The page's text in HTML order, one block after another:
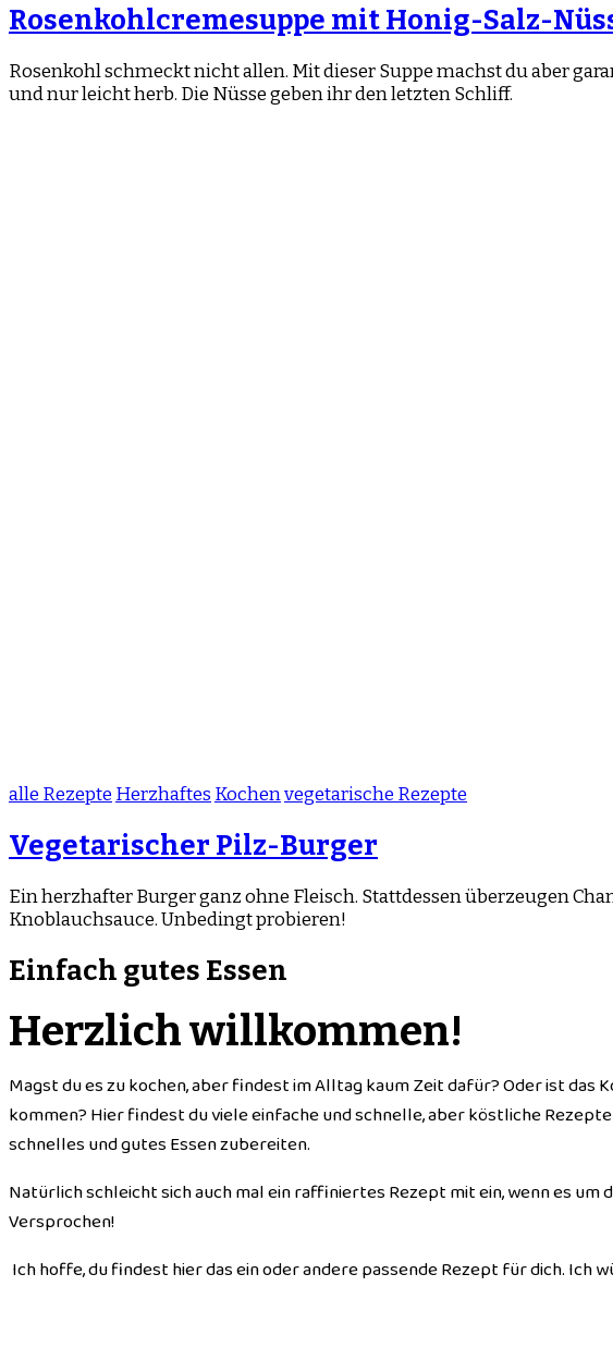
Rosenkohlcremesuppe mit Honig-Salz-
Rosenkohl schmeckt nicht allen. Mit dieser Suppe machst du aber
und nur leicht herb. Die Nüsse geben ihr den letzten Schliff.
alle Rezepte Herzhaftes Kochenvegetarische Rezepte
Vegetarischer Pilz-Burger
Ein herzhafter Burger ganz ohne Fleisch. Stattdessen überzeugen
Knoblauchsauce. Unbedingt probieren!
Einfach gutes Essen
Herzlich willkommen!
Magst du es zu kochen, aber findest im Alltag kaum Zeit dafür? Oder ist
kommen? Hier findest du viele einfache und schnelle, aber köstliche
schnelles und gutes Essen zubereiten.
Natürlich schleicht sich auch mal ein raffiniertes Rezept mit ein, wenn es
Versprochen!
Ich hoffe, du findest hier das ein oder andere passende Rezept für dich. Ich